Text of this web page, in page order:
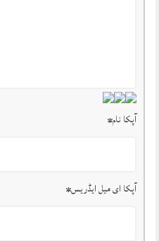
آپکا نام*
آپکا ای میل ایڈریس*